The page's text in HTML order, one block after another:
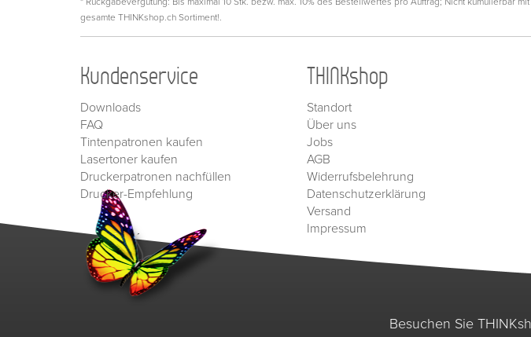
gesamte THINKshop.ch Sortiment!.
Kundenservice
Downloads
FAQ
Tintenpatronen kaufen
Lasertoner kaufen
Druckerpatronen nachfüllen
Drucker-Empfehlung
THINKshop
Standort
Über uns
Jobs
AGB
Widerrufsbelehrung
Datenschutzerklärung
Versand
Impressum
Besuchen Sie